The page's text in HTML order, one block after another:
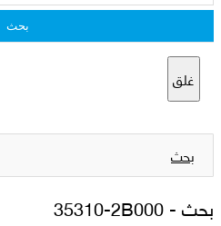
بحث
غلق
بحث
بحث -35310-2B000